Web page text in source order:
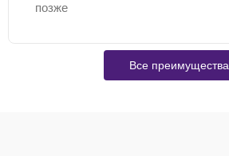
позже
Все преимущества